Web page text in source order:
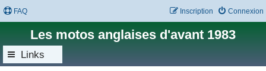
FAQ Connexion
Inscription
Les motos anglaises d'avant 1983
Links